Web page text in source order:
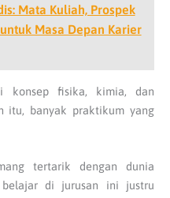
Mata Kuliah, Prospek
Masa Depan Karier
konsep fisika, kimia, dan
itu, banyak praktikum yang
tertarik dengan dunia
di jurusan ini justru